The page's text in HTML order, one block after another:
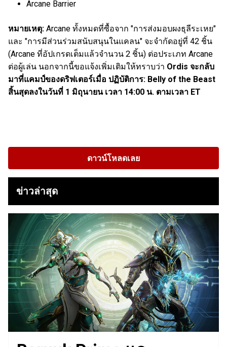
Arcane Barrier
หมายเหตุ: Arcane ทั้งหมดที่ซื้อจาก "การส่งมอบผงธุลีระเหย"
และ "การมีส่วนร่วมสนับสนุนในแคลน" จะจำกัดอยู่ที่ 42 ชิ้น
(Arcane ที่อัปเกรดเต็มแล้วจำนวน 2 ชิ้น) ต่อประเภท Arcane
ต่อผู้เล่น นอกจากนี้ขอแจ้งเพิ่มเติมให้ทราบว่า Ordis จะกลับ
มาที่แคมป์ของดริฟเตอร์เมื่อ ปฏิบัติการ: Belly of the Beast
สิ้นสุดลงในวันที่ 1 มิถุนายน เวลา 14:00 น. ตามเวลา ET
ดาวน์โหลดเลย
ข่าวล่าสุด